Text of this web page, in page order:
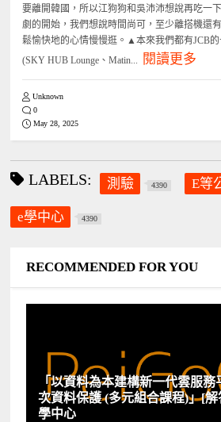
要離開韓國，所以江狗狗和吳沛沛想說再吃一
劇的開始，我們想說時間尚可，至少離搭機還
鬆愉快地的心情慢慢逛。▲本來我們都有JCB
(SKY HUB Lounge、Matin...
閱讀更多
Unknown
0
May 28, 2025
LABELS: 測驗 4390 E等
e學中心 4390
RECOMMENDED FOR YOU
「以資料為本建構新一代雲服
次資料保護 (多元組合課程)」[解
學中心